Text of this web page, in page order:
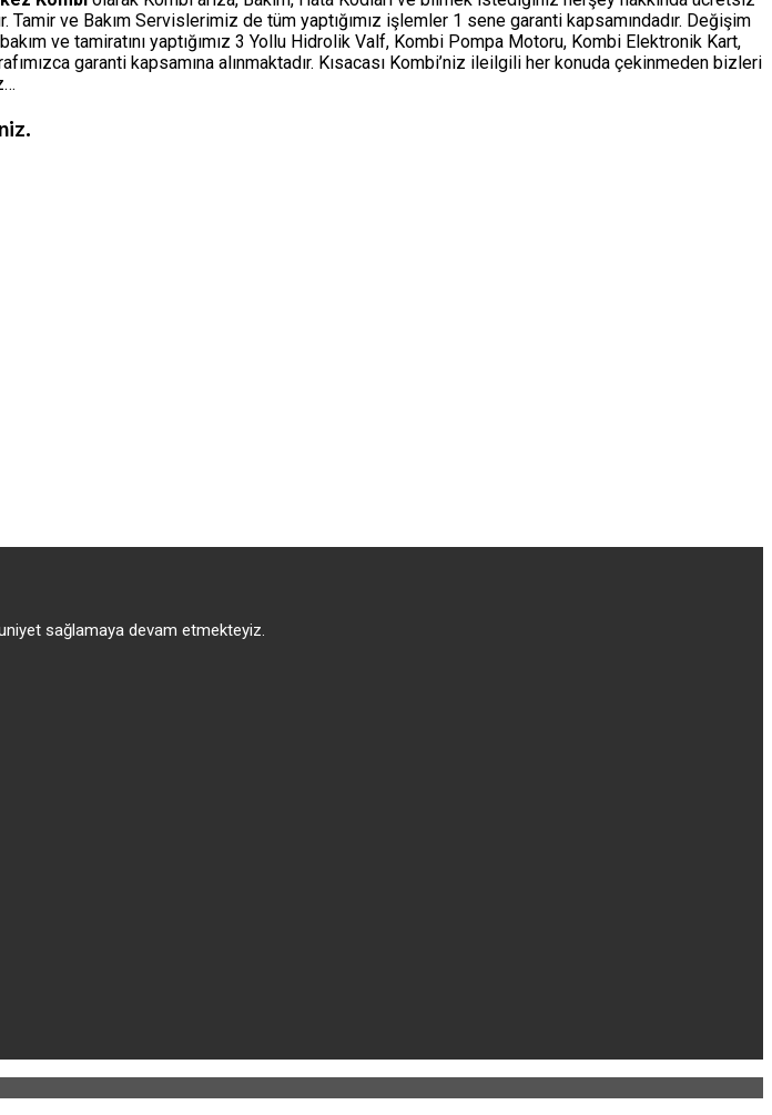
ve Bakım Servislerimiz de tüm yaptığımız işlemler 1 sene garanti kapsamındadır. Değişim
ve tamiratını yaptığımız 3 Yollu Hidrolik Valf, Kombi Pompa Motoru, Kombi Elektronik Kart,
garanti kapsamına alınmaktadır. Kısacası Kombi’niz ileilgili her konuda çekinmeden bizleri
sağlamaya devam etmekteyiz.